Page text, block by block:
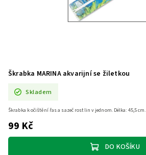
Škrabka MARINA akvarijní se žiletkou
Skladem
99 Kč
DO KOŠÍKU
Škrabka k očištění řas a sazeč rostlin v jednom. Délka: 45,5 cm.